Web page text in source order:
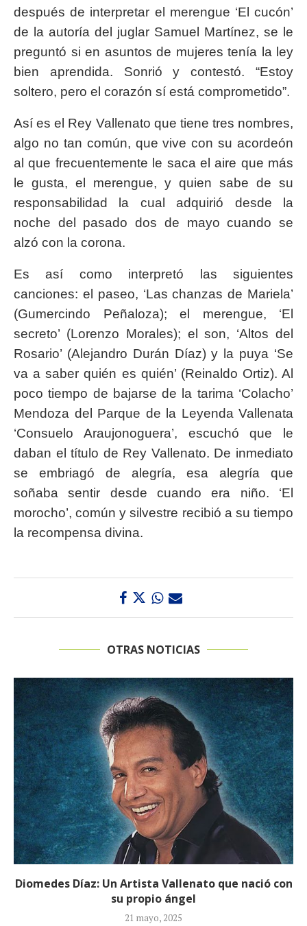
después de interpretar el merengue ‘El cucón’
de la autoría del juglar Samuel Martínez, se le
preguntó si en asuntos de mujeres tenía la ley
bien aprendida. Sonrió y contestó. “Estoy
soltero, pero el corazón sí está comprometido”.
Así es el Rey Vallenato que tiene tres nombres,
algo no tan común, que vive con su acordeón
al que frecuentemente le saca el aire que más
le gusta, el merengue, y quien sabe de su
responsabilidad la cual adquirió desde la
noche del pasado dos de mayo cuando se
alzó con la corona.
Es así como interpretó las siguientes
canciones: el paseo, ‘Las chanzas de Mariela’
(Gumercindo Peñaloza); el merengue, ‘El
secreto’ (Lorenzo Morales); el son, ‘Altos del
Rosario’ (Alejandro Durán Díaz) y la puya ‘Se
va a saber quién es quién’ (Reinaldo Ortiz). Al
poco tiempo de bajarse de la tarima ‘Colacho’
Mendoza del Parque de la Leyenda Vallenata
‘Consuelo Araujonoguera’, escuchó que le
daban el título de Rey Vallenato. De inmediato
se embriagó de alegría, esa alegría que
soñaba sentir desde cuando era niño. ‘El
morocho’, común y silvestre recibió a su tiempo
la recompensa divina.
OTRAS NOTICIAS
Diomedes Díaz: Un Artista Vallenato que nació con
su propio ángel
21 mayo, 2025